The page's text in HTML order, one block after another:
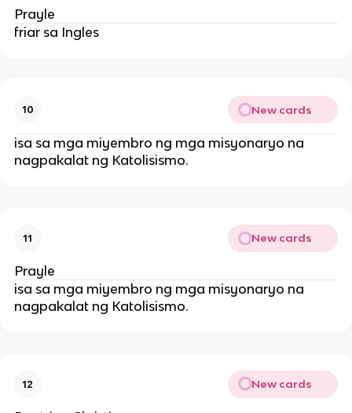
Prayle
friar sa Ingles
10 New cards
isa sa mga miyembro ng mga misyonaryo na
nagpakalat ng Katolisismo.
11 New cards
Prayle
isa sa mga miyembro ng mga misyonaryo na
nagpakalat ng Katolisismo.
12 New cards